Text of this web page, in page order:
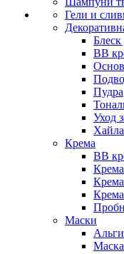
Гели и
Блеск
ВВ
Пудра
Уход
Крема
ВВ
Маски